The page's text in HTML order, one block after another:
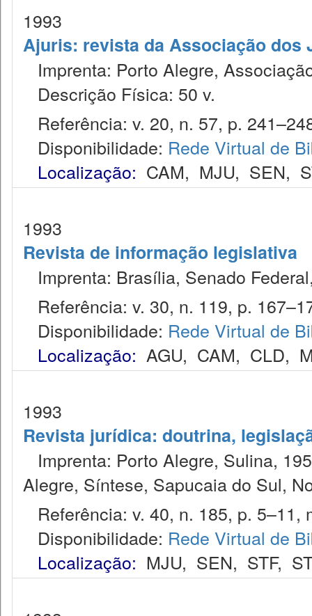
1993
Ajuris: revista da Associação dos
Imprenta: Porto Alegre,
Descrição Física: 50 v.
Referência: v. 20, n. 57, p.
Disponibilidade: Rede Virtual de
Localização: CAM, MJU, SEN,
1993
Revista de informação legislativa
Imprenta: Brasília, Senado
Referência: v. 30, n. 119, p.
Disponibilidade: Rede Virtual de
Localização: AGU, CAM, CLD,
1993
Revista jurídica: doutrina,
Imprenta: Porto Alegre, Sulina,
Alegre, Síntese, Sapucaia do Sul,
Referência: v. 40, n. 185, p. 5–11,
Disponibilidade: Rede Virtual de
Localização: MJU, SEN, STF,